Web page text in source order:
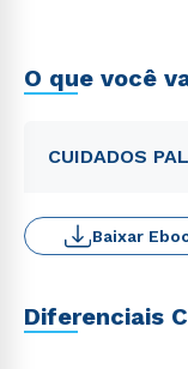
O que você
CUIDADOS
Baixar
Diferenciais